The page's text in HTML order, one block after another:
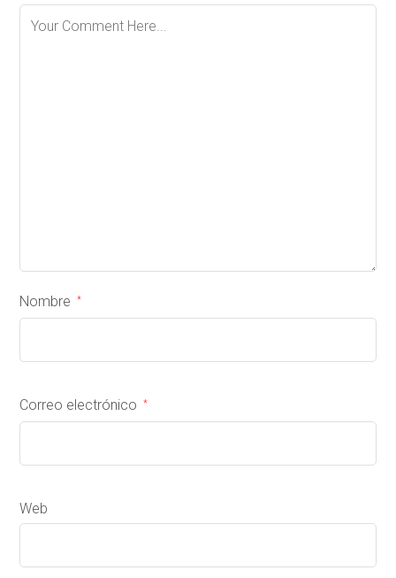
Nombre *
Correo electrónico *
Web